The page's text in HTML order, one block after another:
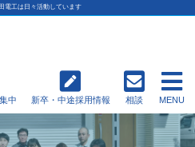
電工は日々活動しています
中 新卒・中途採用情報 相談 MENU